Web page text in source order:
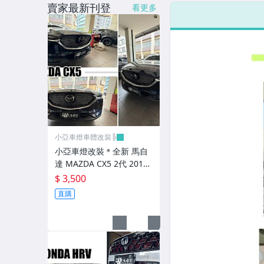
LED側燈.晶鑽.燻黑.黃側燈
原廠型尾燈.紅白晶鑽尾燈
黑框尾燈.圓燈型尾燈.LED尾燈
前後保桿側燈.後保桿LED反光片
原廠型霧燈.晶鑽及燻黑霧燈.
各車系LED後保桿下霧燈
專用型魚眼霧燈.光圈魚眼霧燈
BMW光圈燈泡.CCFL光圈
車身標誌MARK.車身飾條
賣家最新刊登 看更多
小亞車燈車體改裝╠
小亞車燈改裝＊全新 馬自
達 MAZDA CX5 2代 2017
2018 2019 滿天星樣式 鑽
石 水箱罩
$ 3,500
直購